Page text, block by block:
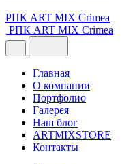
РПК ART MIX Crimea
РПК ART MIX Crimea
Главная
О компании
Портфолио
Галерея
Наш блог
ARTMIXSTORE
Контакты